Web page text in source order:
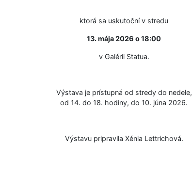
ktorá sa uskutoční v stredu
13. mája 2026 o 18:00
v Galérii Statua.
Výstava je prístupná od stredy do nedele,
od 14. do 18. hodiny, do 10. júna 2026.
Výstavu pripravila Xénia Lettrichová.